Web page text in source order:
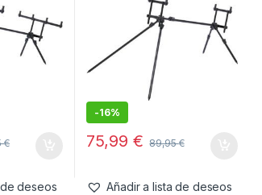
€
deseos
-16%
75,99 € 89,95€
Añadir a lista de deseos